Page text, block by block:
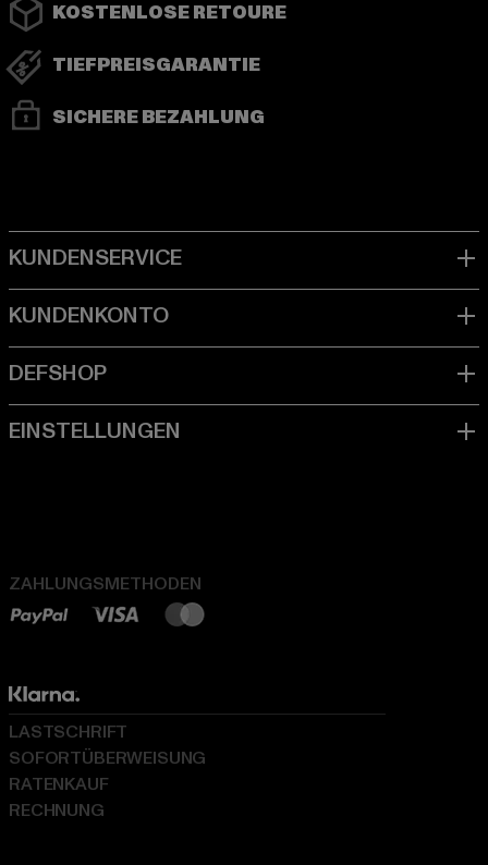
KOSTENLOSE RETOURE
TIEFPREISGARANTIE
SICHERE BEZAHLUNG
ZAHLUNGSMETHODEN
LASTSCHRIFT
SOFORTÜBERWEISUNG
RATENKAUF
RECHNUNG